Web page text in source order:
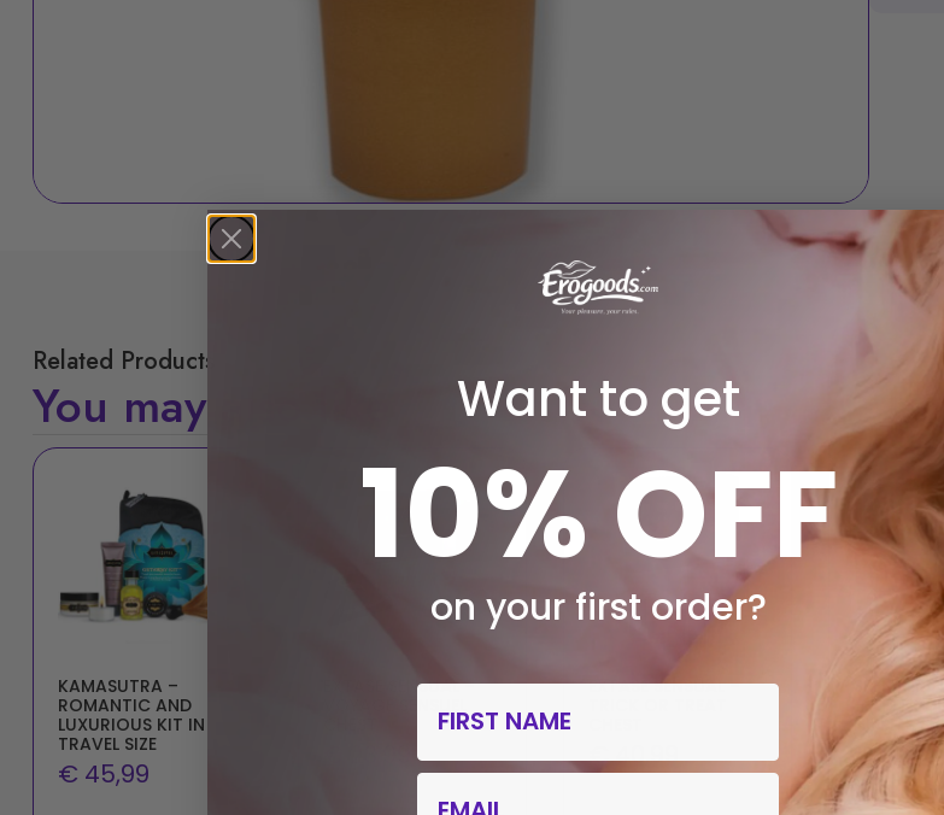
Related Products
You may also like
KAMASUTRA –
ROMANTIC AND
LUXURIOUS KIT IN
TRAVEL SIZE
€ 45,99
EXTASE SENSUAL –
EXTASE SENSUAL –
€40,99
SPENCER
– AFTER
NIPPLES 8
€8,87
Want to get
10% OFF
on your first order?